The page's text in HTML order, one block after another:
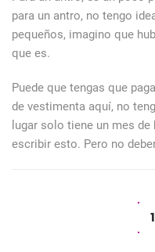
para un antro, no tengo
pequeños, imagino que
que es.
Puede que tengas que
de vestimenta aquí, no
lugar solo tiene un mes
escribir esto. Pero no
1